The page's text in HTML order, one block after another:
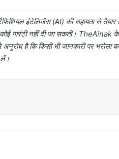
इंटेलिजेंस (AI) की सहायता से तैयार
कोई गारंटी नहीं दी जा सकती।
है कि किसी भी जानकारी पर
लें।